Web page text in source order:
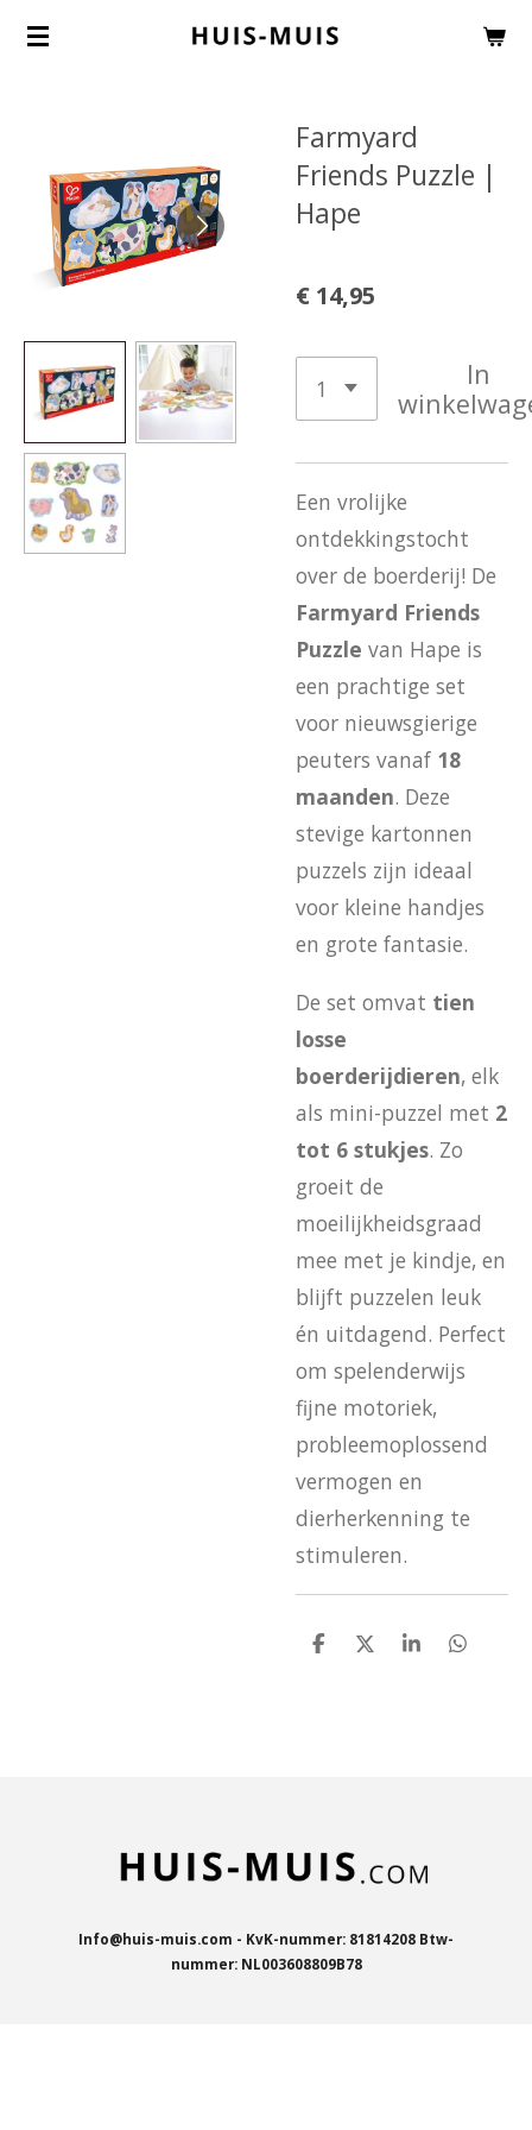
Ga
hoofdinhoud
Farmyard
Friends Puzzle |
Hape
€ 14,95
In
Een vrolijke
ontdekkingstocht
over de boerderij! De
Farmyard Friends
Puzzle van Hape is
een prachtige set
voor nieuwsgierige
peuters vanaf 18
maanden. Deze
stevige kartonnen
puzzels zijn ideaal
voor kleine handjes
en grote fantasie.
De set omvat tien
losse
boerderijdieren, elk
als mini-puzzel met 2
tot 6 stukjes. Zo
groeit de
moeilijkheidsgraad
mee met je kindje, en
blijft puzzelen leuk
én uitdagend. Perfect
om spelenderwijs
fijne motoriek,
probleemoplossend
vermogen en
dierherkenning te
stimuleren.
D
D
S
D
Info@huis-muis.com - KvK-nummer: 81814208 Btw-
nummer: NL003608809B78